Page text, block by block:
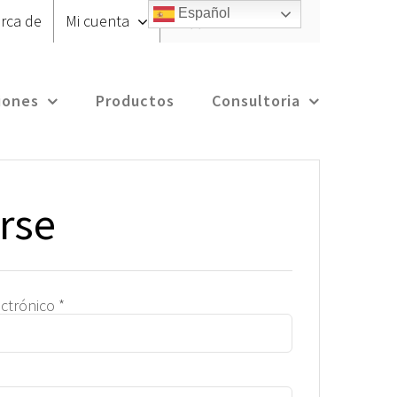
de Mi cuenta CARRITO
Productos Consultoria
*
Español